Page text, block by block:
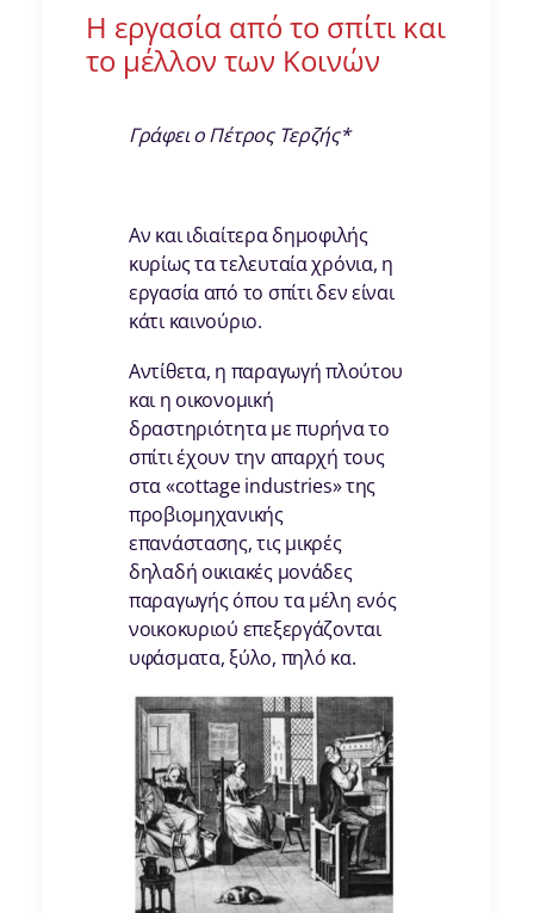
Η εργασία από το σπίτι και
το μέλλον των Κοινών
Γράφει ο Πέτρος Τερζής*
Αν και ιδιαίτερα δημοφιλής
κυρίως τα τελευταία χρόνια, η
εργασία από το σπίτι δεν είναι
κάτι καινούριο.
Αντίθετα, η παραγωγή πλούτου
και η οικονομική
δραστηριότητα με πυρήνα το
σπίτι έχουν την απαρχή τους
στα «cottage industries» της
προβιομηχανικής
επανάστασης, τις μικρές
δηλαδή οικιακές μονάδες
παραγωγής όπου τα μέλη ενός
νοικοκυριού επεξεργάζονται
υφάσματα, ξύλο, πηλό κα.